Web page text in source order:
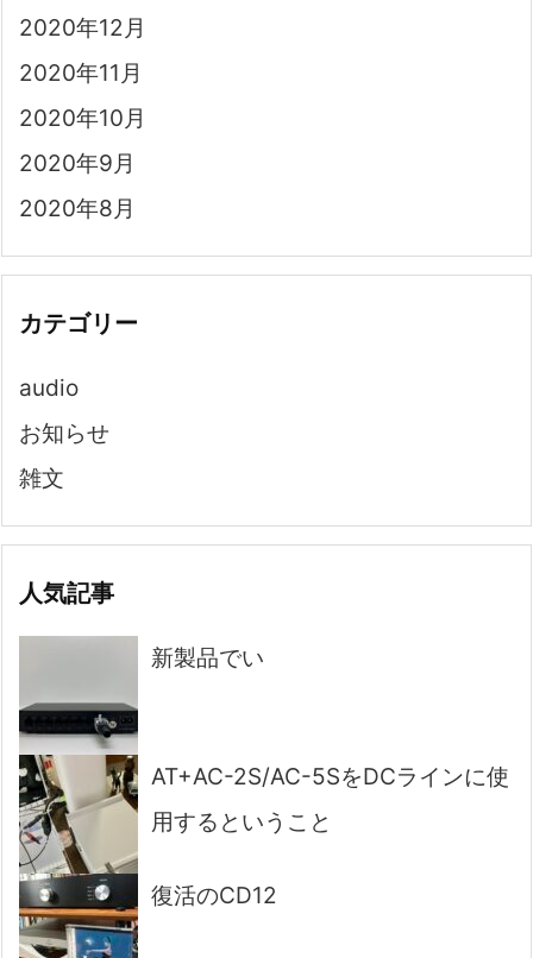
2020年12月
2020年11月
2020年10月
2020年9月
2020年8月
カテゴリー
audio
お知らせ
雑文
人気記事
新製品でい
AT+AC-2S/AC-5SをDCラインに使
用するということ
復活のCD12